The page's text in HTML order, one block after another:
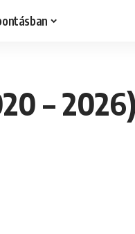
– 2026)